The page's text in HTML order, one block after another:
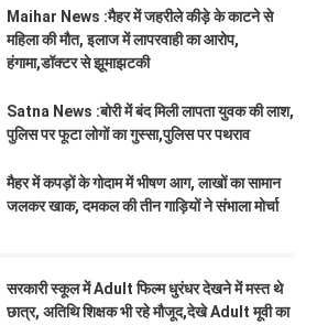
Maihar News :मैहर में जहरीले कीड़े के काटने से
महिला की मौत, इलाज में लापरवाही का आरोप,
हंगामा,डॉक्टर से झूमाझटकी
Satna News :बोरी में बंद मिली लापता युवक की लाश,
पुलिस पर फूटा लोगों का गुस्सा,पुलिस पर पथराव
मैहर में कपड़ों के गोदाम में भीषण आग, लाखों का सामान
जलकर खाक, दमकल की तीन गाड़ियों ने संभाला मोर्चा
सरकारी स्कूल में Adult फिल्म धुरंधर देखने में मस्त थे
छात्र, अतिथि शिक्षक भी रहे मौजूद,देखे Adult मूवी का